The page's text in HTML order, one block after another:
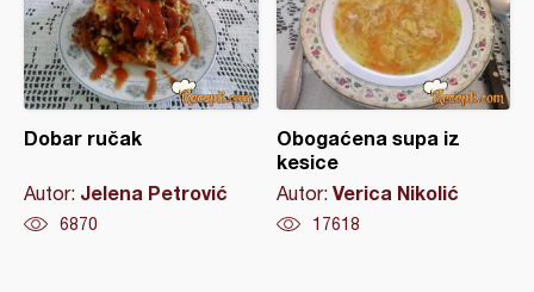
Dobar ručak
Autor: Jelena Petrović
6870
Obogaćena supa iz
kesice
Autor: Verica Nikolić
17618